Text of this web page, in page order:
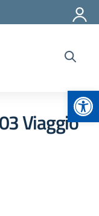
Viaggio